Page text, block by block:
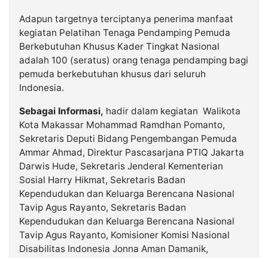
Adapun targetnya terciptanya penerima manfaat
kegiatan Pelatihan Tenaga Pendamping Pemuda
Berkebutuhan Khusus Kader Tingkat Nasional
adalah 100 (seratus) orang tenaga pendamping bagi
pemuda berkebutuhan khusus dari seluruh
Indonesia.
Sebagai Informasi, hadir dalam kegiatan Walikota
Kota Makassar Mohammad Ramdhan Pomanto,
Sekretaris Deputi Bidang Pengembangan Pemuda
Ammar Ahmad, Direktur Pascasarjana PTIQ Jakarta
Darwis Hude, Sekretaris Jenderal Kementerian
Sosial Harry Hikmat, Sekretaris Badan
Kependudukan dan Keluarga Berencana Nasional
Tavip Agus Rayanto, Sekretaris Badan
Kependudukan dan Keluarga Berencana Nasional
Tavip Agus Rayanto, Komisioner Komisi Nasional
Disabilitas Indonesia Jonna Aman Damanik,